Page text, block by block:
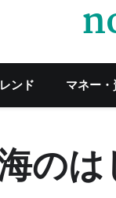
ンド マネー
のは